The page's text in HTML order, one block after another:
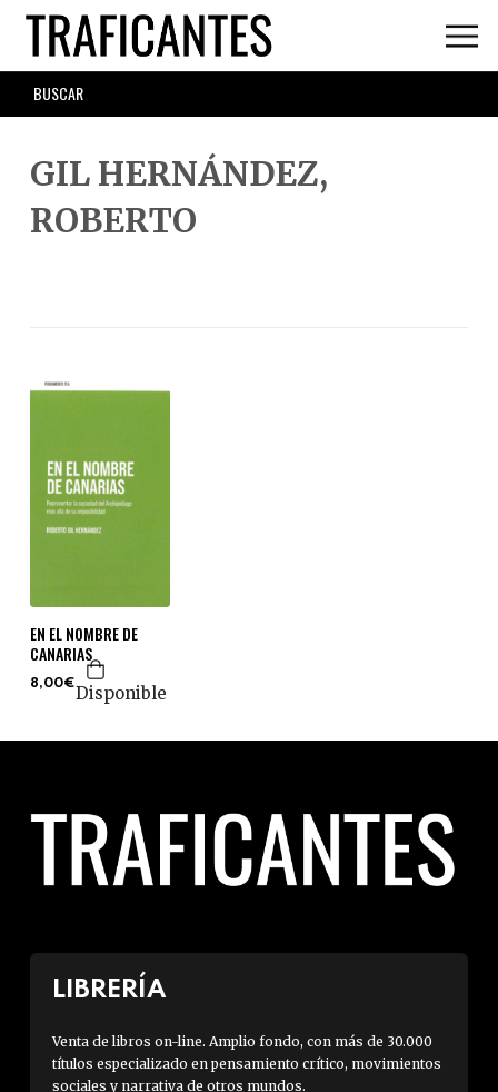
Skip
main
content
SEARCH
FORM
GIL HERNÁNDEZ,
ROBERTO
EN EL NOMBRE DE
CANARIAS
8,00€Disponible
LIBRERÍA
Venta de libros on-line. Amplio fondo, con más de 30.000
títulos especializado en pensamiento crítico, movimientos
sociales y narrativa de otros mundos.